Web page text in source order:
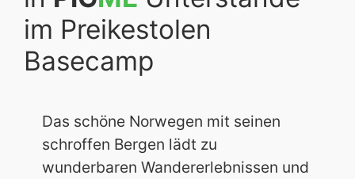
im Preikestolen
Basecamp
Das schöne Norwegen mit seinen
schroffen Bergen lädt zu
wunderbaren Wandererlebnissen und